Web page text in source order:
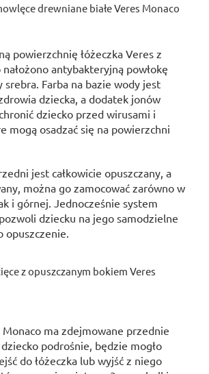
powierzchnię łóżeczka Veres z
antybakteryjną powłokę
srebra. Farba na bazie wody jest
dziecka, a dodatek jonów
dziecko przed wirusami i
mogą osadzać się na powierzchni
jest całkowicie opuszczany, a
można go zamocować zarówno w
i górnej. Jednocześnie system
dziecku na jego samodzielne
opuszczenie.
ma zdejmowane przednie
podrośnie, będzie mogło
do łóżeczka lub wyjść z niego